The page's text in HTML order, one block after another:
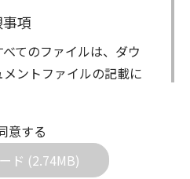
項
てのファイルは、ダウ
ントファイルの記載に
ません。また、ファイ
一切行わないでくださ
意する
ド (2.74MB)